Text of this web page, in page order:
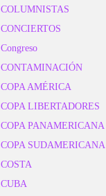
COLUMNISTAS
CONCIERTOS
Congreso
CONTAMINACIÓN
COPA AMÉRICA
COPA LIBERTADORES
COPA PANAMERICANA
COPA SUDAMERICANA
COSTA
CUBA